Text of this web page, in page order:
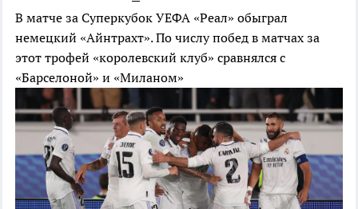
В матче за Суперкубок УЕФА «Реал» обыграл
немецкий «Айнтрахт». По числу побед в матчах за
этот трофей «королевский клуб» сравнялся с
«Барселоной» и «Миланом»